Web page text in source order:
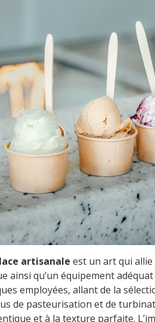
artisanale est un art qui
ainsi qu’un équipement
employées, allant de la
de pasteurisation et de
et à la texture parfaite.